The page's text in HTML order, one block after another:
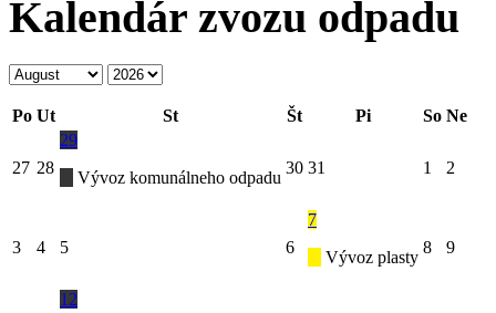
Kalendár zvozu odpadu
Po Ut St Št Pi So Ne
27 28
29
Vývoz komunálneho odpadu
30 31 1 2
3 4 5 6
7
Vývoz plasty
8 9
12